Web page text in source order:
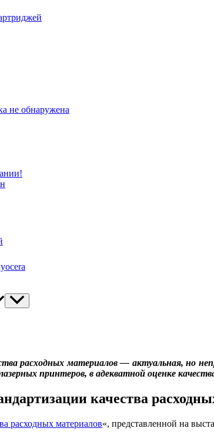
не обнаружена
расходных материалов — актуальная, но
принтеров, в адекватной оценке
качества
расходных материалов«, представленной на